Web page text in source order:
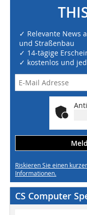
✓ Relevante News
und Straßenbau
✓ 14-tägige
✓ kostenlos und
Riskieren Sie einen
Informationen.
CS Computer